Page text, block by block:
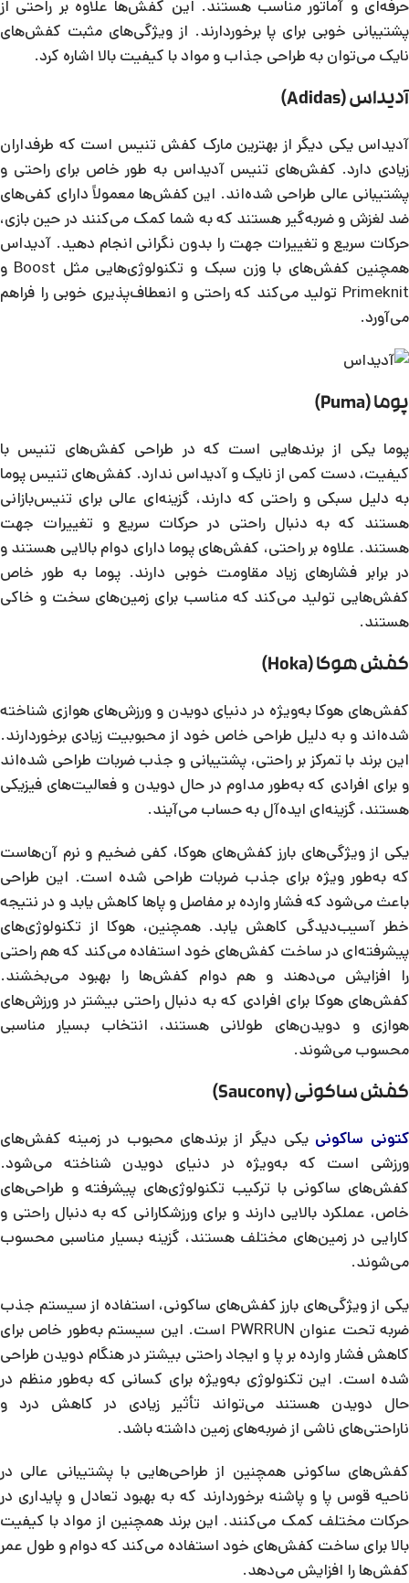
حرفه‌ای و آماتور مناسب هستند. این کفش‌ها علاوه بر راحتی از
پشتیبانی خوبی برای پا برخوردارند. از ویژگی‌های مثبت کفش‌های
نایک می‌توان به طراحی جذاب و مواد با کیفیت بالا اشاره کرد.
آدیداس (Adidas)
آدیداس یکی دیگر از بهترین مارک کفش تنیس است که طرفداران
زیادی دارد. کفش‌های تنیس آدیداس به طور خاص برای راحتی و
پشتیبانی عالی طراحی شده‌اند. این کفش‌ها معمولاً دارای کفی‌های
ضد لغزش و ضربه‌گیر هستند که به شما کمک می‌کنند در حین بازی،
حرکات سریع و تغییرات جهت را بدون نگرانی انجام دهید. آدیداس
همچنین کفش‌های با وزن سبک و تکنولوژی‌هایی مثل Boost و
Primeknit تولید می‌کند که راحتی و انعطاف‌پذیری خوبی را فراهم
می‌آورد.
پوما (Puma)
پوما یکی از برندهایی است که در طراحی کفش‌های تنیس با
کیفیت، دست کمی از نایک و آدیداس ندارد. کفش‌های تنیس پوما
به دلیل سبکی و راحتی‌ که دارند، گزینه‌ای عالی برای تنیس‌بازانی
هستند که به دنبال راحتی در حرکات سریع و تغییرات جهت
هستند. علاوه بر راحتی، کفش‌های پوما دارای دوام بالایی هستند و
در برابر فشارهای زیاد مقاومت خوبی دارند. پوما به طور خاص
کفش‌هایی تولید می‌کند که مناسب برای زمین‌های سخت و خاکی
هستند.
کفش هوکا (Hoka)
کفش‌های هوکا به‌ویژه در دنیای دویدن و ورزش‌های هوازی شناخته
شده‌اند و به دلیل طراحی خاص خود از محبوبیت زیادی برخوردارند.
این برند با تمرکز بر راحتی، پشتیبانی و جذب ضربات طراحی شده‌اند
و برای افرادی که به‌طور مداوم در حال دویدن و فعالیت‌های فیزیکی
هستند، گزینه‌ای ایده‌آل به حساب می‌آیند.
یکی از ویژگی‌های بارز کفش‌های هوکا، کفی ضخیم و نرم آن‌هاست
که به‌طور ویژه برای جذب ضربات طراحی شده است. این طراحی
باعث می‌شود که فشار وارده بر مفاصل و پاها کاهش یابد و در نتیجه
خطر آسیب‌دیدگی کاهش یابد. همچنین، هوکا از تکنولوژی‌های
پیشرفته‌ای در ساخت کفش‌های خود استفاده می‌کند که هم راحتی
را افزایش می‌دهند و هم دوام کفش‌ها را بهبود می‌بخشند.
کفش‌های هوکا برای افرادی که به دنبال راحتی بیشتر در ورزش‌های
هوازی و دویدن‌های طولانی هستند، انتخاب بسیار مناسبی
محسوب می‌شوند.
کفش ساکونی (Saucony)
کتونی ساکونی یکی دیگر از برندهای محبوب در زمینه کفش‌های
ورزشی است که به‌ویژه در دنیای دویدن شناخته می‌شود.
کفش‌های ساکونی با ترکیب تکنولوژی‌های پیشرفته و طراحی‌های
خاص، عملکرد بالایی دارند و برای ورزشکارانی که به دنبال راحتی و
کارایی در زمین‌های مختلف هستند، گزینه بسیار مناسبی محسوب
می‌شوند.
یکی از ویژگی‌های بارز کفش‌های ساکونی، استفاده از سیستم جذب
ضربه تحت عنوان PWRRUN است. این سیستم به‌طور خاص برای
کاهش فشار وارده بر پا و ایجاد راحتی بیشتر در هنگام دویدن طراحی
شده است. این تکنولوژی به‌ویژه برای کسانی که به‌طور منظم در
حال دویدن هستند می‌تواند تأثیر زیادی در کاهش درد و
ناراحتی‌های ناشی از ضربه‌های زمین داشته باشد.
کفش‌های ساکونی همچنین از طراحی‌هایی با پشتیبانی عالی در
ناحیه قوس پا و پاشنه برخوردارند که به بهبود تعادل و پایداری در
حرکات مختلف کمک می‌کنند. این برند همچنین از مواد با کیفیت
بالا برای ساخت کفش‌های خود استفاده می‌کند که دوام و طول عمر
کفش‌ها را افزایش می‌دهد.